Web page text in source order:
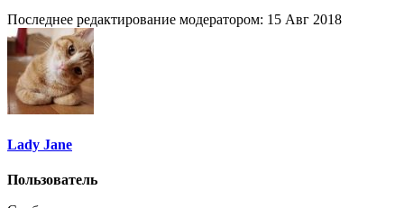
Последнее редактирование модератором: 15 Авг 2018
Lady Jane
Пользователь